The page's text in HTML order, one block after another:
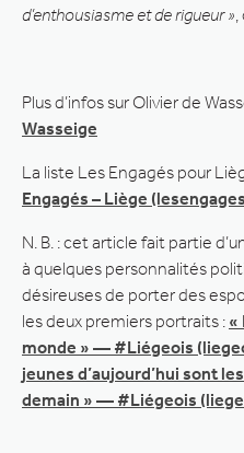
d’enthousiasme et de rigueur »
Plus d’infos sur Olivier de
Wasseige
La liste Les Engagés pour
Engagés – Liège
N. B. : cet article fait partie
à quelques personnalités
désireuses de porter des
les deux premiers portraits : «
monde » — #Liégeois
jeunes d’aujourd’hui sont
demain » — #Liégeois